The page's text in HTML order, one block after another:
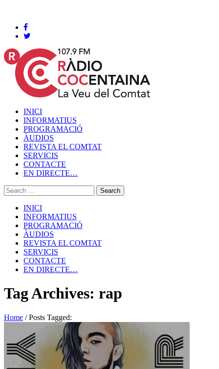
INICI
INFORMATIUS
PROGRAMACIÓ
ÀUDIOS
REVISTA EL COMTAT
SERVICIS
CONTACTE
EN DIRECTE…
INICI
INFORMATIUS
PROGRAMACIÓ
ÀUDIOS
REVISTA EL COMTAT
SERVICIS
CONTACTE
EN DIRECTE…
Tag Archives: rap
Home /Posts Tagged: